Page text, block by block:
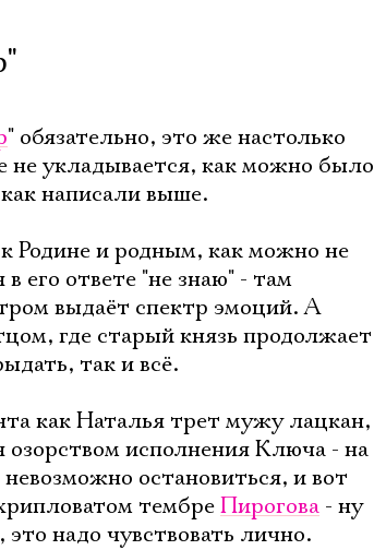
" обязательно, это же настолько
не укладывается, как можно было
написали выше.
Родине и родным, как можно не
его ответе "не знаю" - там
выдаёт спектр эмоций. А
где старый князь продолжает
так и всё.
как Наталья трет мужу лацкан,
озорством исполнения Ключа - на
остановиться, и вот
тембреПирогова - ну
надо чувствовать лично.
Имя